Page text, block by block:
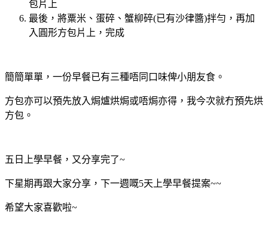
包片上
最後，將粟米、蛋碎、蟹柳碎(已有沙律醬)拌勻，再加
入圓形方包片上，完成
簡簡單單，一份早餐已有三種唔同口味俾小朋友食。
方包亦可以預先放入焗爐烘焗或唔焗亦得，我今次就冇預先烘
方包。
五日上學早餐，又分享完了~
下星期再跟大家分享，下一週嘅5天上學早餐提案~~
希望大家喜歡啦~